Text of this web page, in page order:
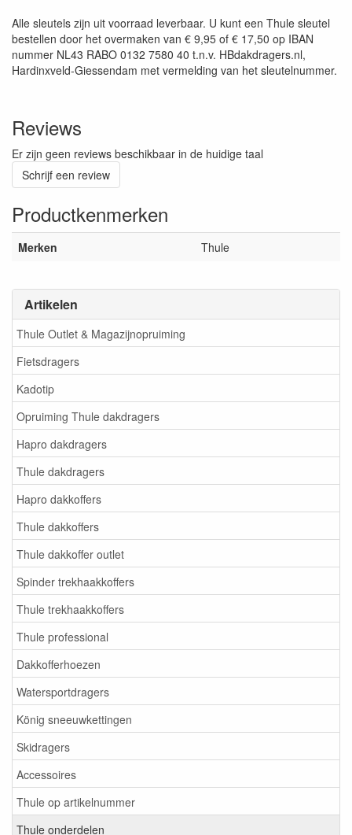
Artikelen
Thule Outlet & Magazijnopruiming
Fietsdragers
Kadotip
Opruiming Thule dakdragers
Hapro dakdragers
Thule dakdragers
Hapro dakkoffers
Thule dakkoffers
Thule dakkoffer outlet
Spinder trekhaakkoffers
Thule trekhaakkoffers
Thule professional
Dakkofferhoezen
Watersportdragers
König sneeuwkettingen
Skidragers
Accessoires
Thule op artikelnummer
Thule onderdelen
Alle sleutels zijn uit voorraad leverbaar. U kunt een Thule sleutel
bestellen door het overmaken van € 9,95 of € 17,50 op IBAN
nummer NL43 RABO 0132 7580 40 t.n.v. HBdakdragers.nl,
Hardinxveld-Giessendam met vermelding van het sleutelnummer.
Reviews
Er zijn geen reviews beschikbaar in de huidige taal
Schrijf een review
Productkenmerken
Merken Thule